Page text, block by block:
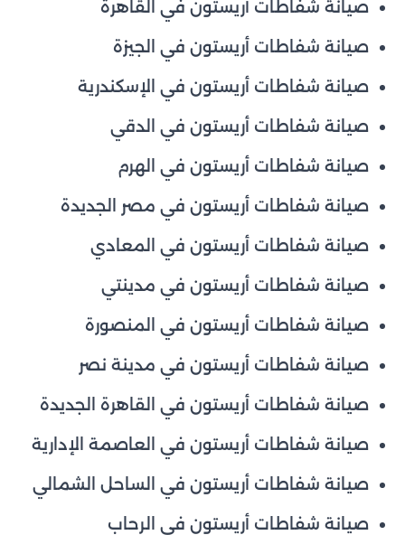
صيانة شفاطات أريستون في القاهرة
صيانة شفاطات أريستون في الجيزة
صيانة شفاطات أريستون في الإسكندرية
صيانة شفاطات أريستون في الدقي
صيانة شفاطات أريستون في الهرم
صيانة شفاطات أريستون في مصر الجديدة
صيانة شفاطات أريستون في المعادي
صيانة شفاطات أريستون في مدينتي
صيانة شفاطات أريستون في المنصورة
صيانة شفاطات أريستون في مدينة نصر
صيانة شفاطات أريستون في القاهرة الجديدة
صيانة شفاطات أريستون في العاصمة الإدارية
صيانة شفاطات أريستون في الساحل الشمالي
صيانة شفاطات أريستون في الرحاب